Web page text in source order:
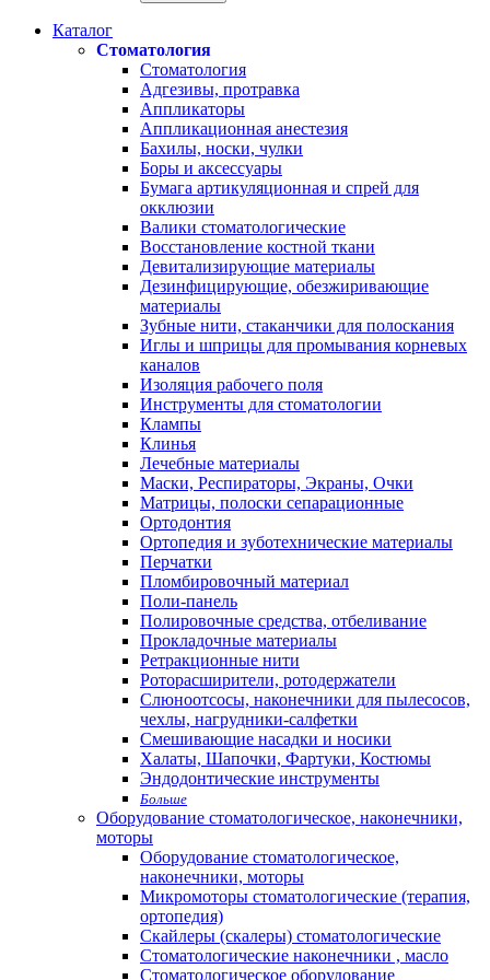
Каталог
Стоматология
Стоматология
Адгезивы, протравка
Аппликаторы
Аппликационная анестезия
Бахилы, носки, чулки
Боры и аксессуары
Бумага артикуляционная и спрей для
окклюзии
Валики стоматологические
Восстановление костной ткани
Девитализирующие материалы
Дезинфицирующие, обезжиривающие
материалы
Зубные нити, стаканчики для полоскания
Иглы и шприцы для промывания корневых
каналов
Изоляция рабочего поля
Инструменты для стоматологии
Клампы
Клинья
Лечебные материалы
Маски, Респираторы, Экраны, Очки
Матрицы, полоски сепарационные
Ортодонтия
Ортопедия и зуботехнические материалы
Перчатки
Пломбировочный материал
Поли-панель
Полировочные средства, отбеливание
Прокладочные материалы
Ретракционные нити
Роторасширители, ротодержатели
Слюноотсосы, наконечники для пылесосов,
чехлы, нагрудники-салфетки
Смешивающие насадки и носики
Халаты, Шапочки, Фартуки, Костюмы
Эндодонтические инструменты
Больше
Оборудование стоматологическое, наконечники,
моторы
Оборудование стоматологическое,
наконечники, моторы
Микромоторы стоматологические (терапия,
ортопедия)
Скайлеры (скалеры) стоматологические
Стоматологические наконечники , масло
Стоматологическое оборудование